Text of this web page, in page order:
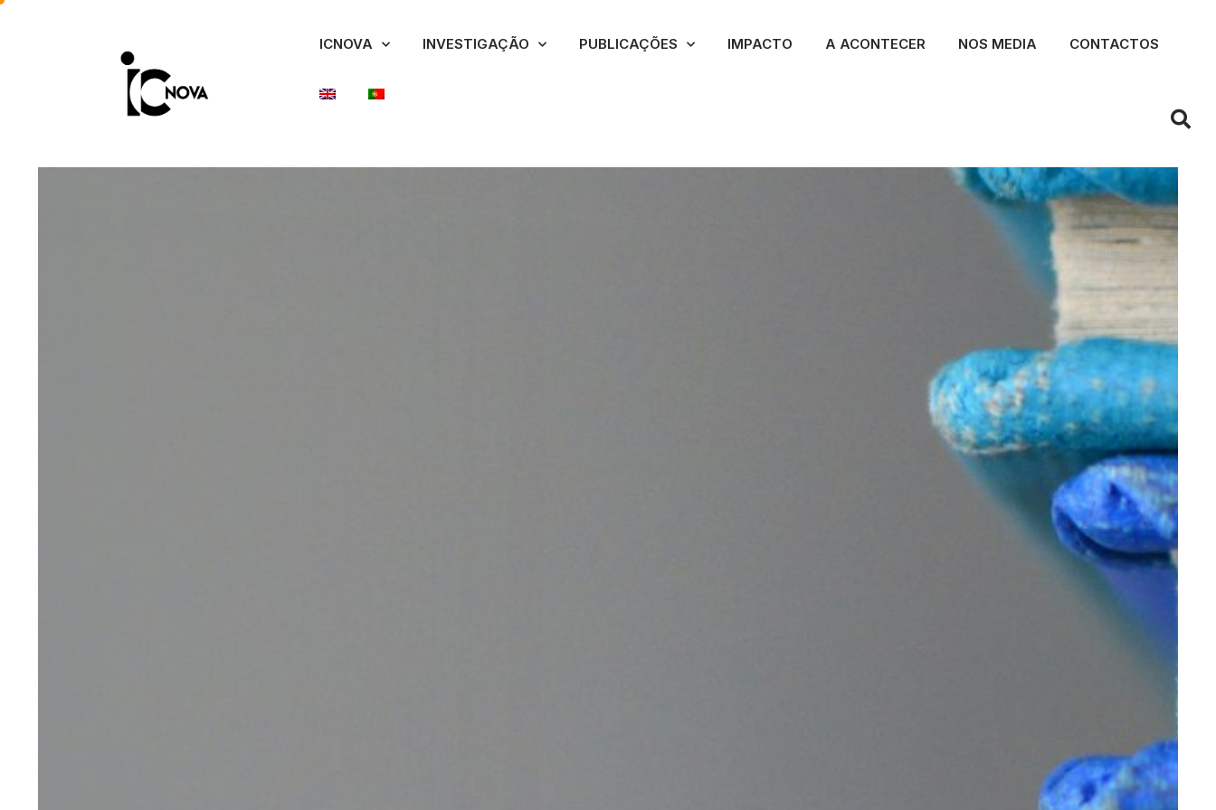
ICNOVA INVESTIGAÇÃO PUBLICAÇÕES IMPACTO A ACONTECER NOS MEDIA CONTACTOS